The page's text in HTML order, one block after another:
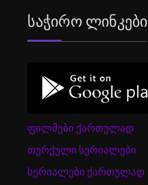
Საჭირო Ლინკები
ფილმები ქართულად
თურქული სერიალები
სერიალები ქართულად